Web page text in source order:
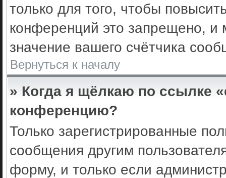
только для того, чтобы
конференций это запрещено, и
значение вашего счётчика
Вернуться к началу
» Когда я щёлкаю по ссылке
конференцию?
Только зарегистрированные
сообщения другим
форму, и только если